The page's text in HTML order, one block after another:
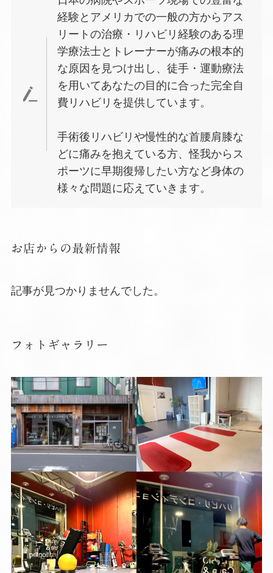
経験とアメリカでの一般の方からアス
リートの治療・リハビリ経験のある理
学療法士とトレーナーが痛みの根本的
な原因を見つけ出し、徒手・運動療法
を用いてあなたの目的に合った完全自
費リハビリを提供しています。
手術後リハビリや慢性的な首腰肩膝な
どに痛みを抱えている方、怪我からス
ポーツに早期復帰したい方など身体の
様々な問題に応えていきます。
お店からの最新情報
記事が見つかりませんでした。
フォトギャラリー